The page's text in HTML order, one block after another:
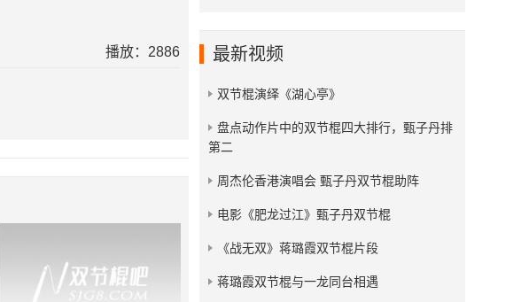
魂》
杭州双节棍总会五周年表演
集
播放：2886 最新视频
双节棍演绎《湖心亭》
​盘点动作片中的双节棍四大排行，甄子丹排
第二
周杰伦香港演唱会 甄子丹双节棍助阵
电影《肥龙过江》甄子丹双节棍
《战无双》蒋璐霞双节棍片段
蒋璐霞双节棍与一龙同台相遇